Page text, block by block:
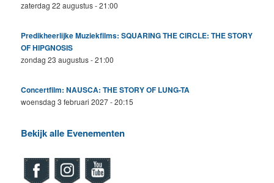
zaterdag 22 augustus - 21:00
Predikheerlijke Muziekfilms: SQUARING THE CIRCLE: THE STORY
OF HIPGNOSIS
zondag 23 augustus - 21:00
Concertfilm: NAUSCA: THE STORY OF LUNG-TA
woensdag 3 februari 2027 - 20:15
Bekijk alle Evenementen